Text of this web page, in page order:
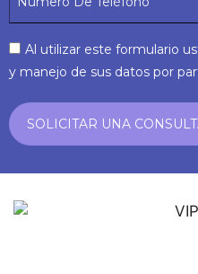
Al utilizar este formulario
y manejo de sus datos por